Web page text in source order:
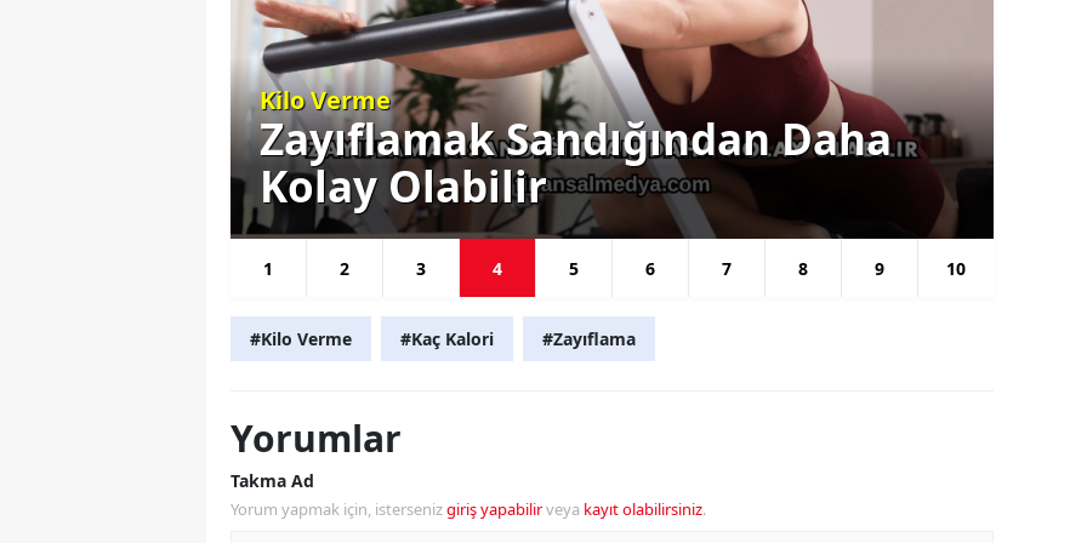
Kilo Verme
Zayıflamak Sandığından Daha
Kolay Olabilir
1 2 3 4 5 6 7 8 9 10
#Kilo Verme #Kaç Kalori #Zayıflama
Yorumlar
Takma Ad
Yorum yapmak için, istersenizgiriş yapabilirveya kayıt olabilirsiniz.